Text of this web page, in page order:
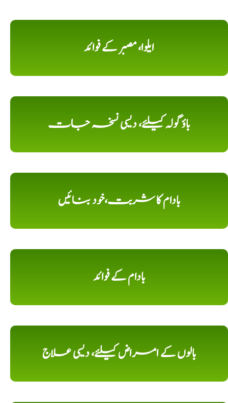
ایلوا، مصبر کے فوائد
باؤ گولہ کیلئے، دیسی نسخہ جات
بادام کا شربت،خود بنائیں
بادام کے فوائد
بالوں کے امراض کیلئے، دیسی علاج